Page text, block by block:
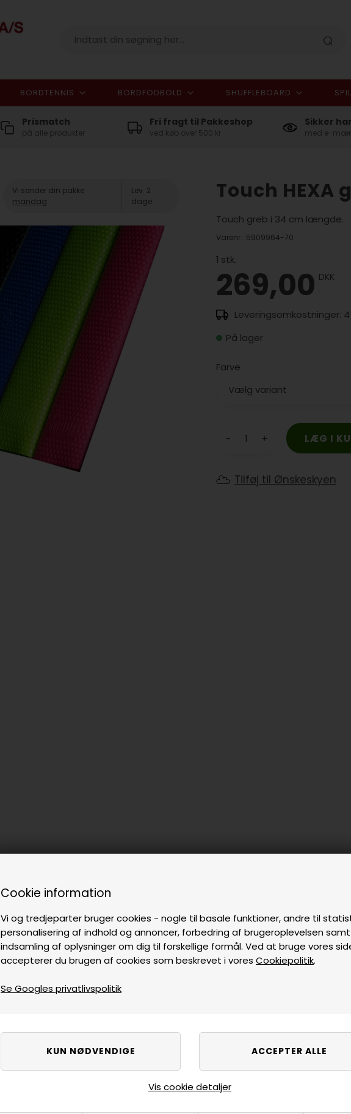
Cookie information
Vi og tredjeparter bruger cookies - nogle til basale funktioner, andre til
personalisering af indhold og annoncer, forbedring af brugeroplevelsen samt
indsamling af oplysninger om dig til forskellige formål. Ved at bruge vores
accepterer du brugen af cookies som beskrevet i vores Cookiepolitik.
Se Googles privatlivspolitik
Vis cookie detaljer
I alt
BORDTENNIS BORDFODBOLD SHUFFLEBOARD SPIL
Prismatch
på alle produkter
Fri fragt til Pakkeshop
ved køb over 500 kr
Sikker
med e-
Vi sender din pakke
mandag
Lev. 2
dage
Touch HEXA
Touch greb i 34 cm længde.
Varenr.: 5909964-70
1 stk.
269,00 DKK
På lager
Farve
- +
Tilføj til Ønskeskyen